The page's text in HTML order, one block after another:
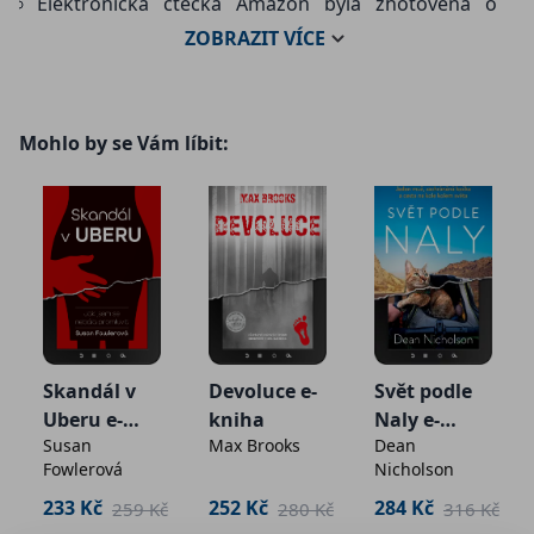
ZOBRAZITVÍCE
Mohlo by se Vám líbit:
Skandál v
Uberu e-
kniha
Susan
Fowlerová
233 Kč 259 Kč
Devoluce e-
kniha
Max Brooks
252 Kč 280 Kč
Svět podle
Naly e-
kniha
Dean
Nicholson
284 Kč 316 Kč